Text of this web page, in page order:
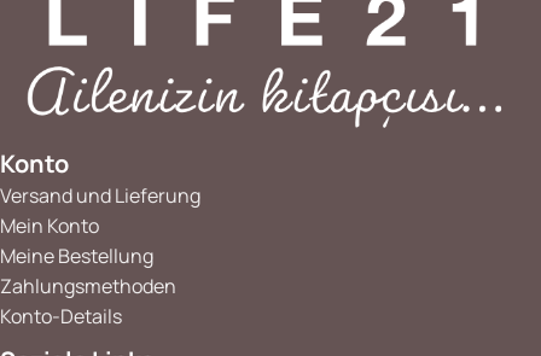
Konto
Versand und Lieferung
Mein Konto
Meine Bestellung
Zahlungsmethoden
Konto-Details